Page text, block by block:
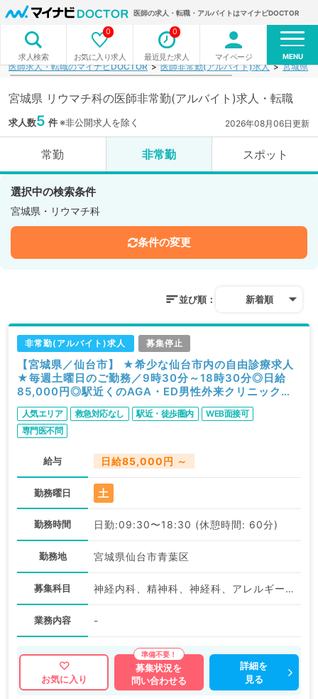
医師の求人・転職・アルバイトはマイナビDOCTOR
求人検索 お気に入り求人
0
最近見た求人
0
マイページ MENU
医師求人・転職のマイナビDOCTOR 医師非常勤(アルバイト)求人 宮城県
宮城県 リウマチ科の医師非常勤(アルバイト)求人・転職
求人数5 件※非公開求人を除く 2026年08月06日更新
常勤 非常勤 スポット
選択中の検索条件
宮城県・リウマチ科
条件の変更
並び順： 新着順
非常勤(アルバイト)求人 募集停止
【宮城県／仙台市】 ★希少な仙台市内の自由診療求人
★毎週土曜日のご勤務／9時30分～18時30分◎日給
85,000円◎駅近くのAGA・ED男性外来クリニック／
問診・処方のゆったりめご勤務（科目不問／非常勤）
人気エリア 救急対応なし 駅近・徒歩圏内
WEB面接可
専門医不問
給与 日給85,000円 ～
勤務曜日 土
勤務時間 日勤:09:30〜18:30 (休憩時間: 60分)
勤務地 宮城県仙台市青葉区
募集科目 神経内科、精神科、神経科、アレルギー科、リウマチ科、小児科、整形外科、形成外科、美容外科、脳神経外科、呼吸器外科、心臓血管外科、小児外科、皮膚科、泌尿器科、産婦人科、産科、婦人科、眼科、耳鼻咽喉科、気管食道科、放射線科、リハビリテーション科、歯科、矯正歯科、歯科口腔外科、小児歯科、麻酔科、ペインクリニック、人工透析科、緩和ケア科、一般内科、循環器内科、呼吸器内科、消化器内科、内分泌・代謝内科、腎臓内科、老年内科、血液内科、外科系全般、一般外科、消化器外科、乳腺外科、総合診療科、美容皮膚科、健診・人間ドック、救急科・ＩＣＵ、病理科、基礎医学系、膠原病科、スポーツ整形外科、大腸・肛門外科、その他、産業医
業務内容 -
お気に入り
募集状況を
問い合わせる
詳細を
見る